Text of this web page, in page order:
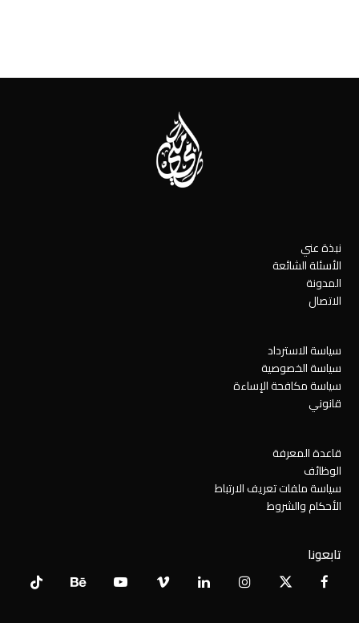
نبذة عني
الأسئلة الشائعة
المدونة
الاتصال
سياسة الاسترداد
سياسة الخصوصية
سياسة مكافحة الإساءة
قانوني
قاعدة المعرفة
الوظائف
سياسة ملفات تعريف الارتباط
الأحكام والشروط
تابعونا
Facebook
X
Instagram
LinkedIn
Vimeo
YouTube
Behance
Tiktok